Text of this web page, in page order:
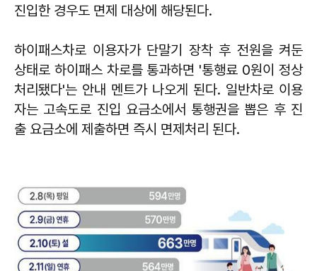
진입한 경우도 면제 대상에 해당된다.
하이패스차로 이용자가 단말기 장착 후 전원을 켜둔
상태로 하이패스 차로를 통과하면 '통행료 0원이 정상
처리됐다'는 안내 멘트가 나오게 된다. 일반차로 이용
자는 고속도로 진입 요금소에서 통행권을 뽑은 후 진
출 요금소에 제출하면 즉시 면제처리 된다.